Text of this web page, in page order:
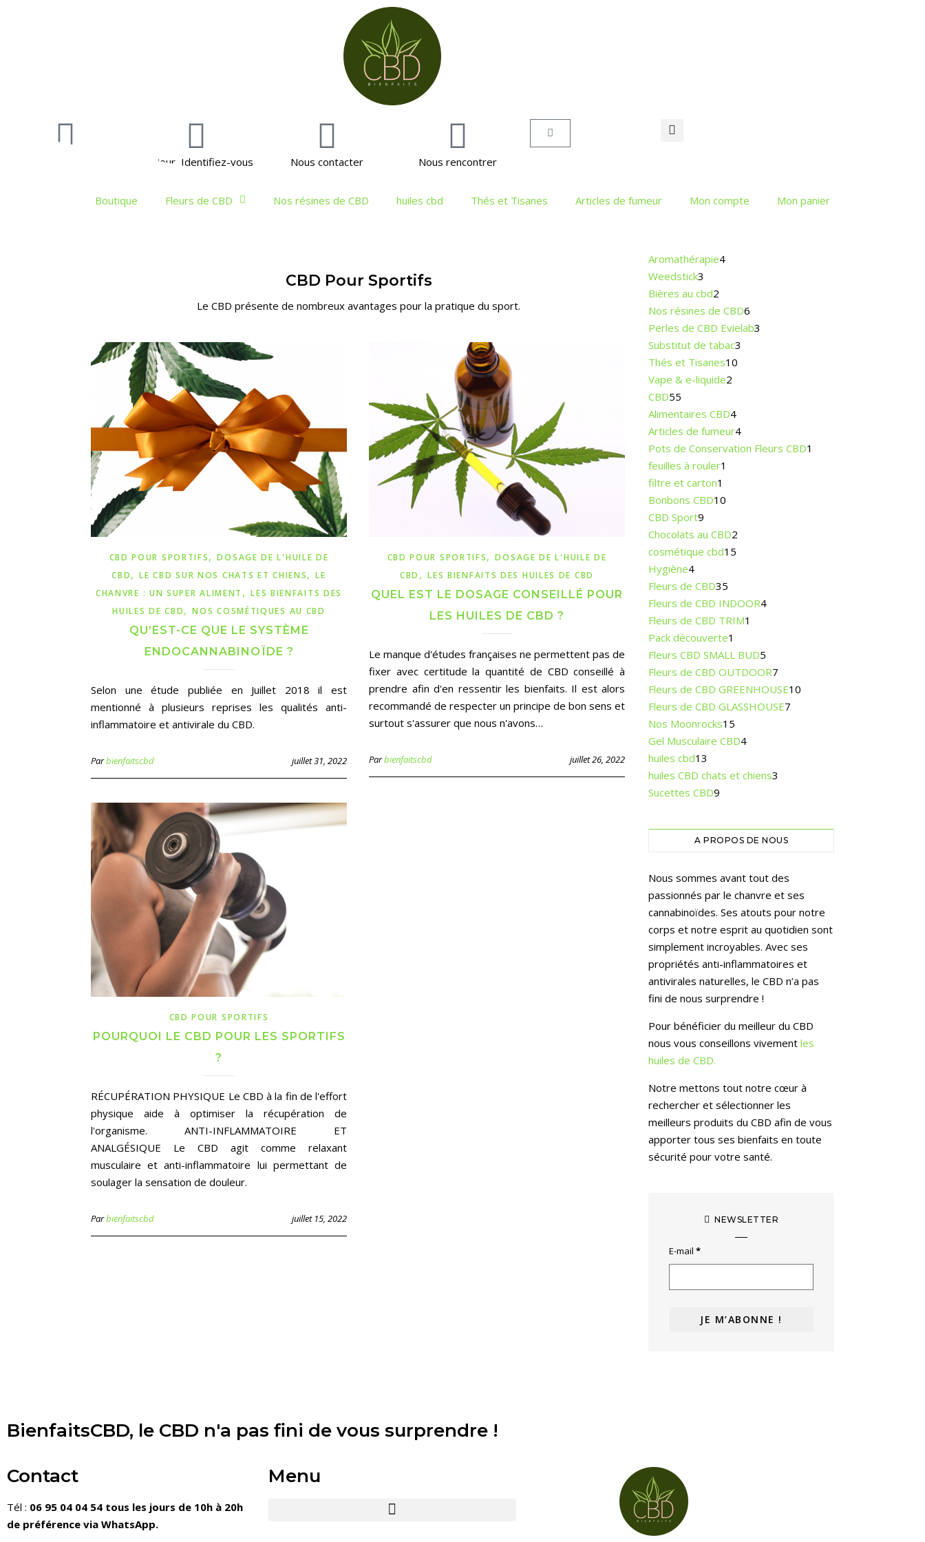
Bonjour, Identifiez-vous Nous contacter Nous rencontrer
Boutique Fleurs de CBD Nos résines de CBD huiles cbd Thés et Tisanes Articles de fumeur Mon compte Mon panier
CBD Pour Sportifs
Le CBD présente de nombreux avantages pour la pratique du sport.
CBD POUR SPORTIFS,DOSAGE DE L'HUILE DE
CBD,LE CBD SUR NOS CHATS ET CHIENS,LE
CHANVRE : UN SUPER ALIMENT ,LES BIENFAITS DES
HUILES DE CBD,NOS COSMÉTIQUES AU CBD
QU’EST-CE QUE LE SYSTÈME
ENDOCANNABINOÏDE ?
Selon une étude publiée en Juillet 2018 il est
mentionné à plusieurs reprises les qualités anti-
inflammatoire et antivirale du CBD.
Parbienfaitscbd juillet 31, 2022
CBD POUR SPORTIFS,DOSAGE DE L'HUILE DE
CBD ,LES BIENFAITS DES HUILES DE CBD
QUEL EST LE DOSAGE CONSEILLÉ POUR
LES HUILES DE CBD ?
Le manque d'études françaises ne permettent pas de
fixer avec certitude la quantité de CBD conseillé à
prendre afin d'en ressentir les bienfaits. Il est alors
recommandé de respecter un principe de bon sens et
surtout s'assurer que nous n'avons…
Parbienfaitscbd juillet 26, 2022
CBD POUR SPORTIFS
POURQUOI LE CBD POUR LES SPORTIFS
?
RÉCUPÉRATION PHYSIQUE Le CBD à la fin de l'effort
physique aide à optimiser la récupération de
l'organisme. ANTI-INFLAMMATOIRE ET
ANALGÉSIQUE Le CBD agit comme relaxant
musculaire et anti-inflammatoire lui permettant de
soulager la sensation de douleur.
Parbienfaitscbd juillet 15, 2022
Aromathérapie4
Weedstick3
Bières au cbd2
Nos résines de CBD6
Perles de CBD Evielab3
Substitut de tabac3
Thés et Tisanes10
Vape & e-liquide2
CBD55
Alimentaires CBD4
Articles de fumeur4
Pots de Conservation Fleurs CBD1
feuilles à rouler1
filtre et carton1
Bonbons CBD10
CBD Sport9
Chocolats au CBD2
cosmétique cbd15
Hygiène4
Fleurs de CBD35
Fleurs de CBD INDOOR4
Fleurs de CBD TRIM1
Pack découverte1
Fleurs CBD SMALL BUD5
Fleurs de CBD OUTDOOR7
Fleurs de CBD GREENHOUSE10
Fleurs de CBD GLASSHOUSE7
Nos Moonrocks15
Gel Musculaire CBD4
huiles cbd13
huiles CBD chats et chiens3
Sucettes CBD9
A PROPOS DE NOUS
Nous sommes avant tout des
passionnés par le chanvre et ses
cannabinoïdes. Ses atouts pour notre
corps et notre esprit au quotidien sont
simplement incroyables. Avec ses
propriétés anti-inflammatoires et
antivirales naturelles, le CBD n’a pas
fini de nous surprendre !
Pour bénéficier du meilleur du CBD
nous vous conseillons vivement les
huiles de CBD.
Notre mettons tout notre cœur à
rechercher et sélectionner les
meilleurs produits du CBD afin de vous
apporter tous ses bienfaits en toute
sécurité pour votre santé.
NEWSLETTER
E-mail *
BienfaitsCBD, le CBD n'a pas fini de vous surprendre !
Contact
Tél : 06 95 04 04 54 tous les jours de 10h à 20h
de préférence via WhatsApp.
Menu